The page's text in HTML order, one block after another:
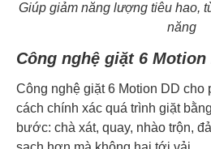
Giúp giảm năng lượng tiêu hao,
năng
Công nghệ giặt 6 Motion
Công nghệ giặt 6 Motion DD cho
cách chính xác quá trình giặt
bước: chà xát, quay, nhào trộn,